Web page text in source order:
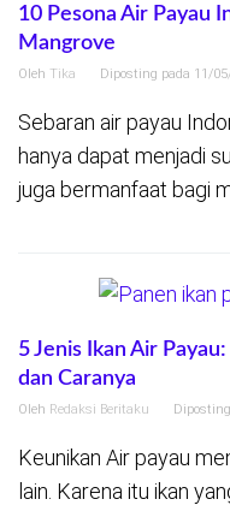
10 Pesona Air Payau
Mangrove
Oleh Tika Diposting pada 11/
Sebaran air payau
hanya dapat menjadi
juga bermanfaat bagi
5 Jenis Ikan Air
dan Caranya
Oleh Redaksi Beritaku
Keunikan Air payau
lain. Karena itu ikan